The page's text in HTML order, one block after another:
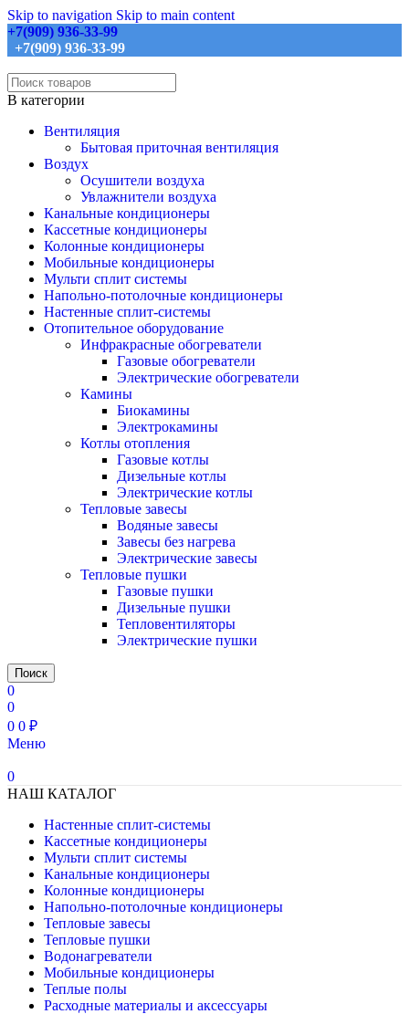
Skip to navigation Skip to main content
+7(909) 936-33-99
+7(909) 936-33-99
В категории
Вентиляция
Бытовая приточная вентиляция
Воздух
Осушители воздуха
Увлажнители воздуха
Канальные кондиционеры
Кассетные кондиционеры
Колонные кондиционеры
Мобильные кондиционеры
Мульти сплит системы
Напольно-потолочные кондиционеры
Настенные сплит-системы
Отопительное оборудование
Инфракрасные обогреватели
Газовые обогреватели
Электрические обогреватели
Камины
Биокамины
Электрокамины
Котлы отопления
Газовые котлы
Дизельные котлы
Электрические котлы
Тепловые завесы
Водяные завесы
Завесы без нагрева
Электрические завесы
Тепловые пушки
Газовые пушки
Дизельные пушки
Тепловентиляторы
Электрические пушки
Поиск
0
0
0 0 ₽
Меню
0
НАШ КАТАЛОГ
Настенные сплит-системы
Кассетные кондиционеры
Мульти сплит системы
Канальные кондиционеры
Колонные кондиционеры
Напольно-потолочные кондиционеры
Тепловые завесы
Тепловые пушки
Водонагреватели
Мобильные кондиционеры
Теплые полы
Расходные материалы и аксессуары